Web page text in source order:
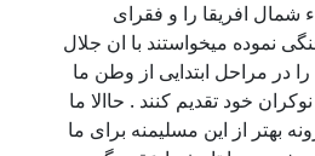
شمال افریقا را و فقرای
نموده میخواستند با ان جلال
در مراحل ابتدایی از وطن ما
خود تقدیم کنند . حاالا ما
بهتر از این مسلیمنه برای ما